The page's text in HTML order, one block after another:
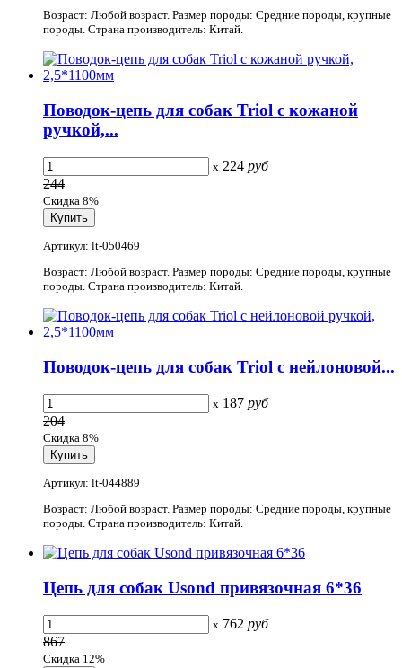
Возраст: Любой возраст. Размер породы: Средние породы, крупные
породы. Страна производитель: Китай.
Поводок-цепь для собак Triol с кожаной
ручкой,...
x 224 руб
244
Скидка 8%
Артикул: lt-050469
Возраст: Любой возраст. Размер породы: Средние породы, крупные
породы. Страна производитель: Китай.
Поводок-цепь для собак Triol с нейлоновой...
x 187 руб
204
Скидка 8%
Артикул: lt-044889
Возраст: Любой возраст. Размер породы: Средние породы, крупные
породы. Страна производитель: Китай.
Цепь для собак Usond привязочная 6*36
x 762 руб
867
Скидка 12%